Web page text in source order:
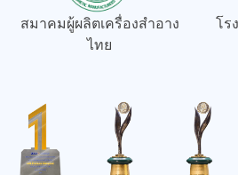
สมาคมผู้ผลิตเครื่องสำอาง
ไทย
โร